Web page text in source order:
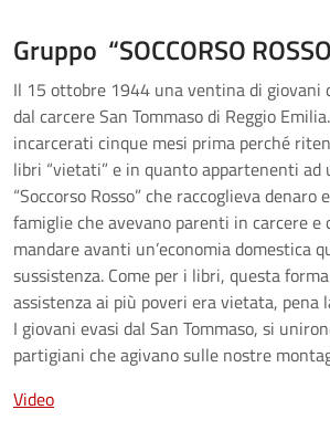
Gruppo “SOCCORSO
Il 15 ottobre 1944 una ventina di giovani
dal carcere San Tommaso di Reggio
incarcerati cinque mesi prima perché
libri “vietati” e in quanto appartenenti ad
“Soccorso Rosso” che raccoglieva denaro
famiglie che avevano parenti in carcere e
mandare avanti un’economia domestica
sussistenza. Come per i libri, questa
assistenza ai più poveri era vietata, pena
I giovani evasi dal San Tommaso, si
partigiani che agivano sulle nostre
Video